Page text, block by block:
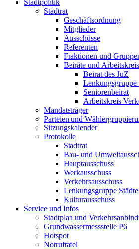
Stadtpolitik
Stadtrat
Geschäftsordnung
Mitglieder
Ausschüsse
Referenten
Fraktionen und
Beiräte und
Beirat des JuZ
Lenkungsgruppe
Seniorenbeirat
Arbeitskreis
Mandatsträger
Parteien und
Sitzungskalender
Protokolle
Stadtrat
Bau- und
Hauptausschuss
Werkausschuss
Verkehrsausschuss
Lenkungsgruppe
Kulturausschuss
Service und Infos
Stadtplan und
Grundwassermessstelle P6
Hotspot
Notruftafel